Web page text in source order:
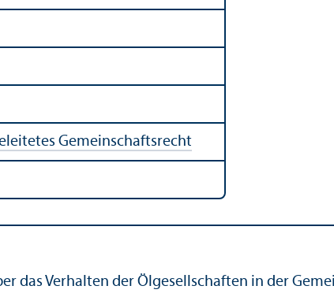
Gemeinschafts­recht
das Verhalten der Öl­gesellschaften in der